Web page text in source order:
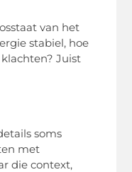
van het
stabiel, hoe
Juist
soms
met
die context,